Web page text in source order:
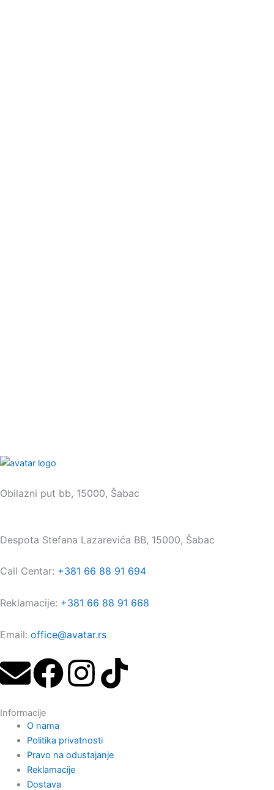
Obilazni put bb, 15000, Šabac
Despota Stefana Lazarevića BB, 15000, Šabac
Call Centar: +381 66 88 91 694
Reklamacije: +381 66 88 91 668
Email: office@avatar.rs
E
n
v
e
F
c
e
I
s
t
T
Informacije
O nama
Politika privatnosti
Pravo na odustajanje
Reklamacije
Dostava